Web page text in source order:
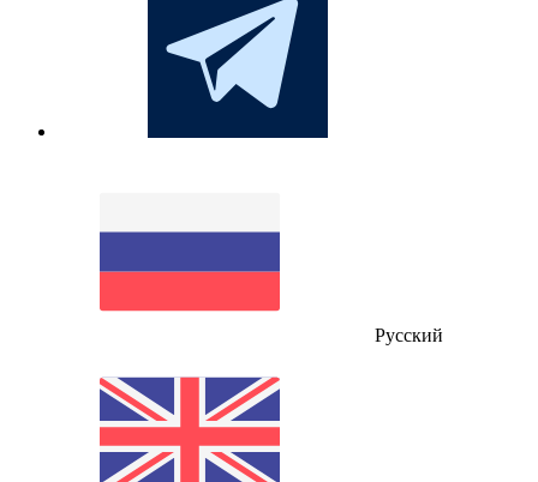
Русский